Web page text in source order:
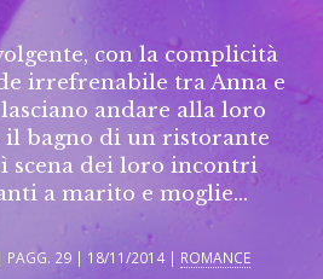
con la complicità
irrefrenabile tra Anna e
andare alla loro
bagno di un ristorante
scena dei loro incontri
a marito e moglie...
PAGG. 29 | 18/11/2014 | ROMANCE